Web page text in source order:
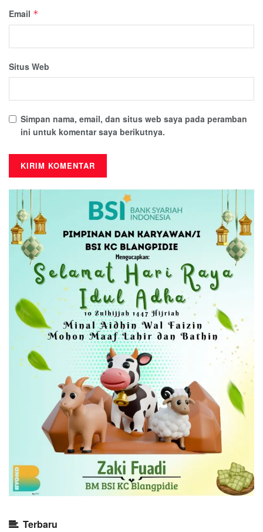
Email *
Situs Web
Simpan nama, email, dan situs web saya pada peramban
ini untuk komentar saya berikutnya.
Terbaru